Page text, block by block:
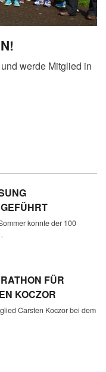
werde Mitglied in
konnte der 100
FÜR
KOCZOR
Carsten Koczor bei dem